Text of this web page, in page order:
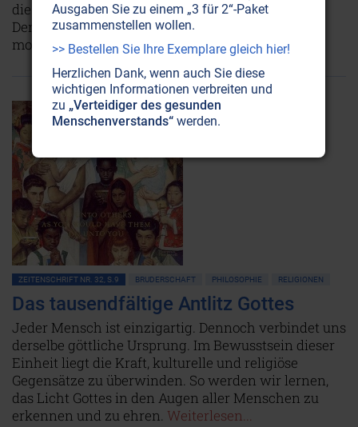
die Existenz des Pharaos Echnaton auszulöschen.
Denn er legte den Grundstein zu den drei
monotheistischen Religionen.Weiterlesen...
ZEITENSCHRIFT NR. 32, S.9 BRUDERSCHAFT PHILOSOPHIE RELIGIONEN
Das tausendfältige Antlitz Gottes
Jeder Mensch ist einzigartig. Dennoch verbindet uns
derselbe göttliche Ursprung. Im Bewusstsein dieser
Einheit liegt die Kraft, kulturelle und religiöse
Gegensätze zu überwinden. So werden wir lernen,
das Licht Gottes in den Augen aller Menschen zu
erkennen und zu ehren. Weiterlesen...
Ausgaben Sie zu einem „3 für 2“-Paket
zusammenstellen wollen.
>> Bestellen Sie Ihre Exemplare gleich hier!
Herzlichen Dank, wenn auch Sie diese
wichtigen Informationen verbreiten und
zu „Verteidiger des gesunden
Menschenverstands“ werden.